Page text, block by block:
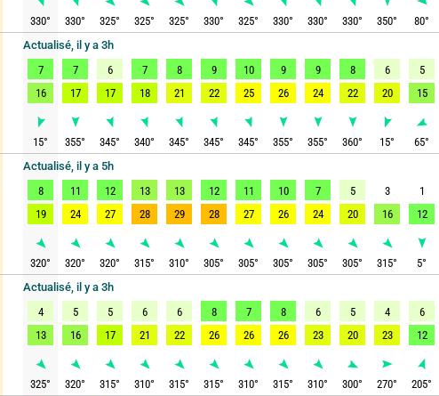
330° 330° 325° 325° 325° 330° 325° 330° 330° 330° 350° 80°
Actualisé, il y a 3h
7
7 6 7 8 9 10 9 9 8 6 5
16
17 17 18 21 22 25 26 24 22 20 15
15° 355° 345° 340° 345° 345° 345° 355° 355° 360° 15° 65°
Actualisé, il y a 5h
8
11 12 13 13 12 11 10 7 5 3 1
19
24 27 28 29 28 27 26 24 20 16 12
320° 320° 320° 315° 310° 305° 305° 305° 305° 305° 315° 5°
Actualisé, il y a 3h
4
5 5 6 6 8 7 8 6 5 4 6
13
16 17 21 22 26 26 26 23 20 23 12
325° 320° 315° 310° 315° 315° 310° 315° 310° 300° 270° 205°